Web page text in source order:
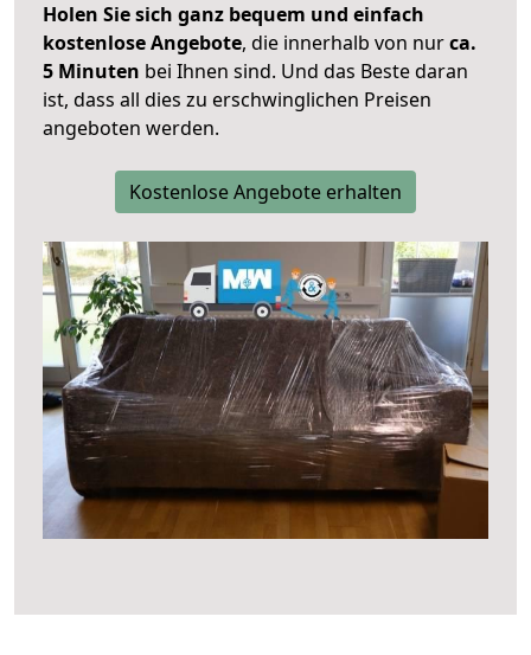
Holen Sie sich ganz bequem und einfach
kostenlose Angebote, die innerhalb von nurca.
5 Minuten bei Ihnen sind. Und das Beste daran
ist, dass all dies zu erschwinglichen Preisen
angeboten werden.
Kostenlose Angebote erhalten